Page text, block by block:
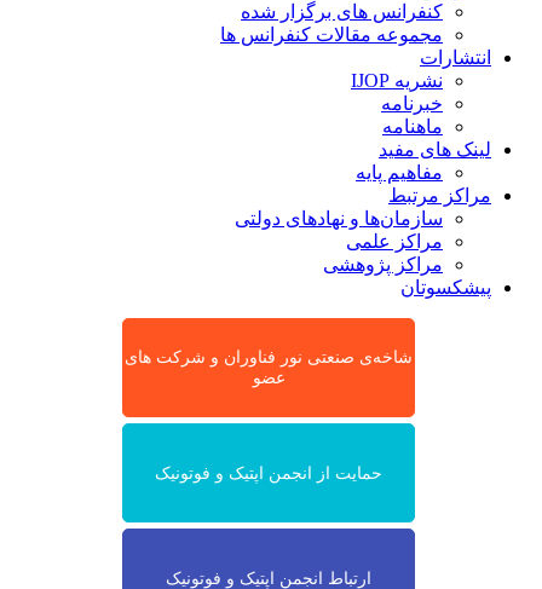
کنفرانس های برگزار شده
مجموعه مقالات کنفرانس ها
انتشارات
نشریه IJOP
خبرنامه
ماهنامه
لینک های مفید
مفاهیم پایه
مراکز مرتبط
سازمان‌ها و نهادهای دولتی
مراکز علمی
مراکز پژوهشی
پیشکسوتان
شاخه‌ی صنعتی نور فناوران و شرکت های
عضو
حمایت از انجمن اپتیک و فوتونیک
ارتباط انجمن اپتیک و فوتونیک